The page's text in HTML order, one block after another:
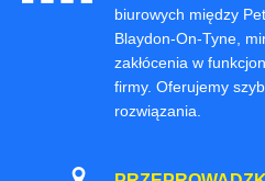
biurowych między
Blaydon-On-Tyne,
zakłócenia w
firmy. Oferujemy
rozwiązania.